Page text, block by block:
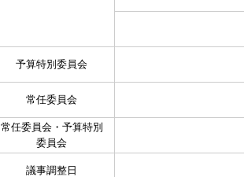
予算特別委員会
常任委員会
常任委員会・予算特別
委員会
議事調整日